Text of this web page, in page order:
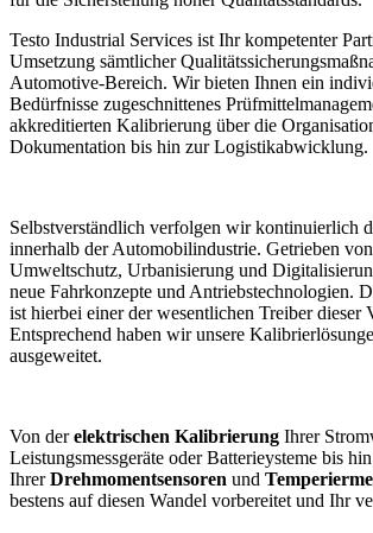
Testo Industrial Services ist Ihr kompetenter
Umsetzung sämtlicher
Automotive-Bereich. Wir bieten Ihnen ein
Bedürfnisse zugeschnittenes
akkreditierten Kalibrierung über die
Dokumentation bis hin zur Logistikabwicklung.
Selbstverständlich verfolgen wir kontinuierlich
innerhalb der Automobilindustrie. Getrieben
Umweltschutz, Urbanisierung und
neue Fahrkonzepte und Antriebstechnologien.
ist hierbei einer der wesentlichen Treiber dieser
Entsprechend haben wir unsere
ausgeweitet.
Von derelektrischen Kalibrierung Ihrer
Leistungsmessgeräte oder Batterieysteme bis
IhrerDrehmomentsensoren und
bestens auf diesen Wandel vorbereitet und Ihr